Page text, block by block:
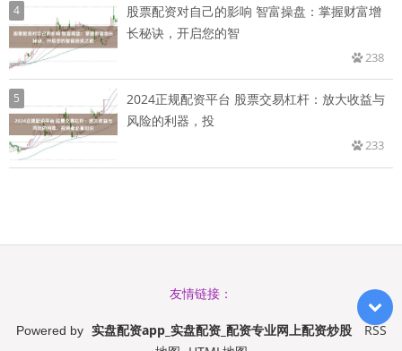
4
股票配资对自己的影响 智富操盘：掌握财富增
长秘诀，开启您的智
238
5
2024正规配资平台 股票交易杠杆：放大收益与
风险的利器，投
233
友情链接：
Powered by 实盘配资app_实盘配资_配资专业网上配资炒股
RSS